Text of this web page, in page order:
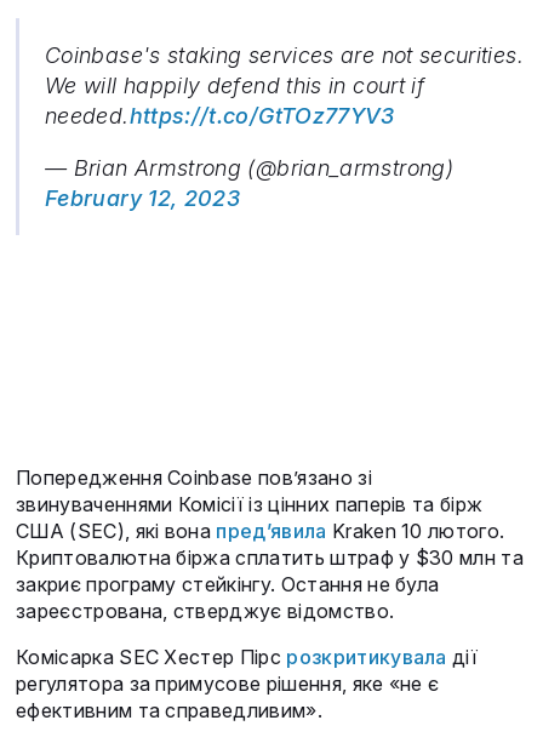
Coinbase's staking services are not securities.
We will happily defend this in court if
needed.https://t.co/GtTOz77YV3
— Brian Armstrong (@brian_armstrong)
February 12, 2023
Попередження Coinbase пов’язано зі
звинуваченнями Комісії із цінних паперів та бірж
США (SEC), які вона пред’явила Kraken 10 лютого.
Криптовалютна біржа сплатить штраф у $30 млн та
закриє програму стейкінгу. Остання не була
зареєстрована, стверджує відомство.
Комісарка SEC Хестер Пірс розкритикувала дії
регулятора за примусове рішення, яке «не є
ефективним та справедливим».